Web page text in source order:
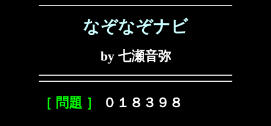
なぞなぞナビ
by 七瀬音弥
［ 問題 ］ ０１８３９８